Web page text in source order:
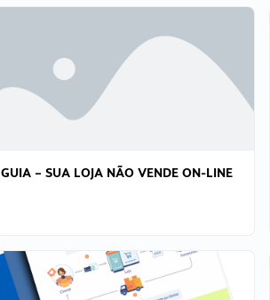
GUIA – SUA LOJA NÃO VENDE ON-LINE